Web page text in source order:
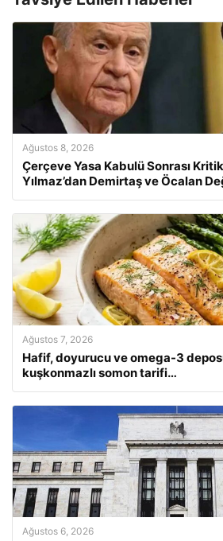
Ağustos 8, 2026
Çerçeve Yasa Kabulü Sonrası
Yılmaz’dan Demirtaş ve Öcalan
Ağustos 7, 2026
Hafif, doyurucu ve omega-3
kuşkonmazlı somon tarifi…
Ağustos 6, 2026